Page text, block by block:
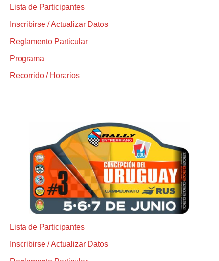
Lista de Participantes
Inscribirse / Actualizar Datos
Reglamento Particular
Programa
Recorrido / Horarios
Lista de Participantes
Inscribirse / Actualizar Datos